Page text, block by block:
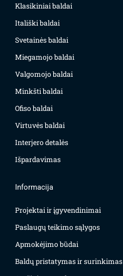
Klasikiniai baldai
Itališki baldai
Svetainės baldai
Miegamojo baldai
Valgomojo baldai
Minkšti baldai
Ofiso baldai
Virtuvės baldai
Interjero detalės
Išpardavimas
Informacija
Projektai ir įgyvendinimai
Paslaugų teikimo sąlygos
Apmokėjimo būdai
Baldų pristatymas ir surinkimas